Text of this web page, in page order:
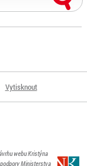
Vytisknout
webu Kristýna
Ministerstva